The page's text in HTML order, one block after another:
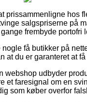
prissammenligne hos
salgspriserne på
frembyde portofri
få butikker på
at du er garanteret at
udbyder
faresignal om en
som køber overfor